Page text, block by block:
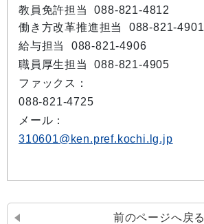
教員免許担当 088-821-4812
働き方改革推進担当 088-821-4901
給与担当 088-821-4906
職員厚生担当 088-821-4905
ファックス：
088-821-4725
メール：
310601@ken.pref.kochi.lg.jp
前のページへ戻る